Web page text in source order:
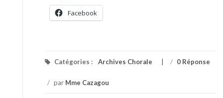
Facebook
Catégories : Archives Chorale / 0 Réponse
/ par Mme Cazagou